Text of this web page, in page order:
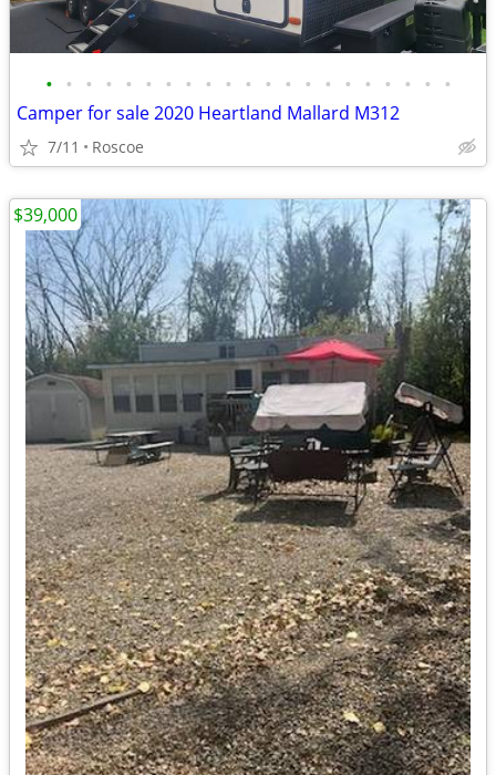
• • • • • • • • • • • • • • • • • • • • •
Camper for sale 2020 Heartland Mallard M312
7/11 Roscoe
$39,000